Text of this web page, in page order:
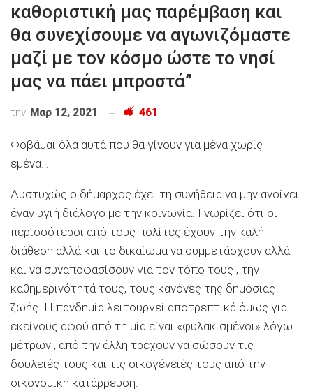
καθοριστική μας παρέμβαση και
θα συνεχίσουμε να αγωνιζόμαστε
μαζί με τον κόσμο ώστε το νησί
μας να πάει μπροστά”
την Μαρ 12, 2021 461
Φοβάμαι όλα αυτά που θα γίνουν για μένα χωρίς
εμένα…
Δυστυχώς ο δήμαρχος έχει τη συνήθεια να μην ανοίγει
έναν υγιή διάλογο με την κοινωνία. Γνωρίζει ότι οι
περισσότεροι από τους πολίτες έχουν την καλή
διάθεση αλλά και το δικαίωμα να συμμετάσχουν αλλά
και να συναποφασίσουν για τον τόπο τους , την
καθημερινότητά τους, τους κανόνες της δημόσιας
ζωής. Η πανδημία λειτουργεί αποτρεπτικά όμως για
εκείνους αφού από τη μία είναι «φυλακισμένοι» λόγω
μέτρων , από την άλλη τρέχουν να σώσουν τις
δουλειές τους και τις οικογένειές τους από την
οικονομική κατάρρευση.